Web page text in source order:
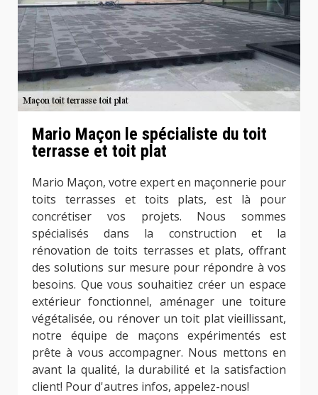
Mario Maçon le spécialiste du toit
terrasse et toit plat
Mario Maçon, votre expert en maçonnerie pour
toits terrasses et toits plats, est là pour
concrétiser vos projets. Nous sommes
spécialisés dans la construction et la
rénovation de toits terrasses et plats, offrant
des solutions sur mesure pour répondre à vos
besoins. Que vous souhaitiez créer un espace
extérieur fonctionnel, aménager une toiture
végétalisée, ou rénover un toit plat vieillissant,
notre équipe de maçons expérimentés est
prête à vous accompagner. Nous mettons en
avant la qualité, la durabilité et la satisfaction
client! Pour d'autres infos, appelez-nous!